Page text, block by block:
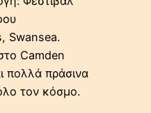
Swansea.
Camden
πολλά πράσινα
τον κόσμο.